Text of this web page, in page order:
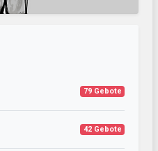
79 Gebote
42 Gebote